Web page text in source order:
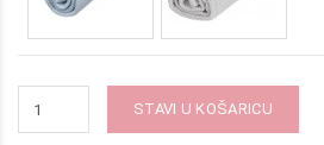
STAVI U KOŠARICU